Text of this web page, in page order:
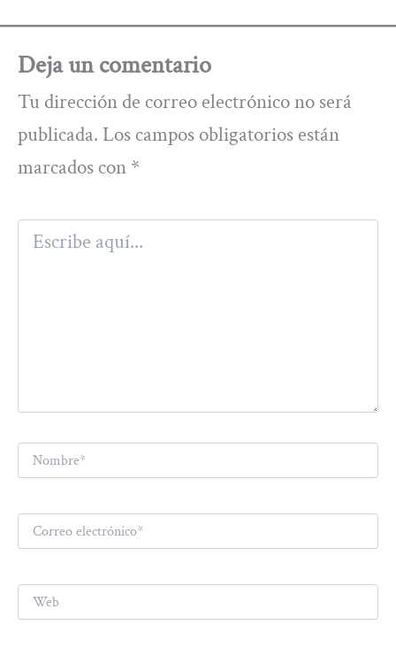
Deja un comentario
Tu dirección de correo electrónico no será
publicada. Los campos obligatorios están
marcados con *
Escribe
aquí...
Correo
electrónico*
Web